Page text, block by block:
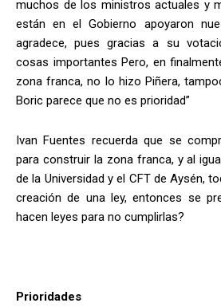
muchos de los ministros actuales y
están en el Gobierno apoyaron
agradece, pues gracias a su
cosas importantes Pero, en
zona franca, no lo hizo Piñera,
Boric parece que no es prioridad”
Ivan Fuentes recuerda que se
para construir la zona franca, y al
de la Universidad y el CFT de Aysén,
creación de una ley, entonces se
hacen leyes para no cumplirlas?
Prioridades